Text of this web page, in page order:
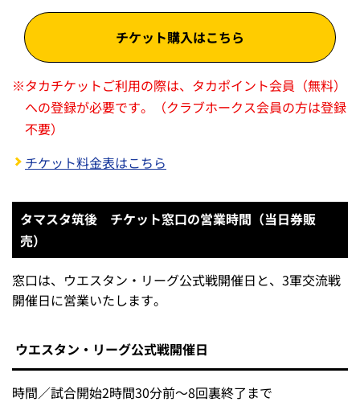
チケット購入はこちら
※タカチケットご利用の際は、タカポイント会員（無料）
への登録が必要です。（クラブホークス会員の方は登録
不要）
チケット料金表はこちら
タマスタ筑後 チケット窓口の営業時間（当日券販
売）
窓口は、ウエスタン・リーグ公式戦開催日と、3軍交流戦
開催日に営業いたします。
ウエスタン・リーグ公式戦開催日
時間／試合開始2時間30分前～8回裏終了まで